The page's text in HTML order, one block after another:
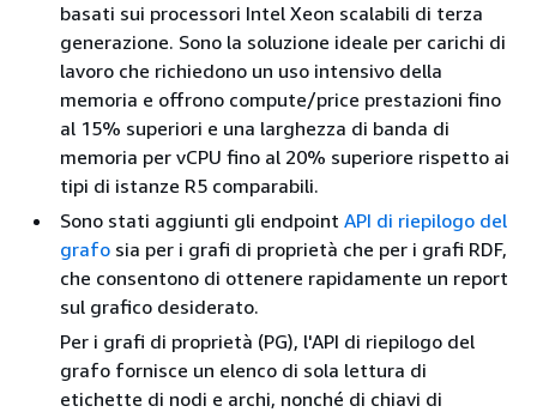
basati sui processori Intel Xeon scalabili di terza
generazione. Sono la soluzione ideale per carichi di
lavoro che richiedono un uso intensivo della
memoria e offrono compute/price prestazioni fino
al 15% superiori e una larghezza di banda di
memoria per vCPU fino al 20% superiore rispetto ai
tipi di istanze R5 comparabili.
Sono stati aggiunti gli endpoint API di riepilogo del
grafo sia per i grafi di proprietà che per i grafi RDF,
che consentono di ottenere rapidamente un report
sul grafico desiderato.
Per i grafi di proprietà (PG), l'API di riepilogo del
grafo fornisce un elenco di sola lettura di
etichette di nodi e archi, nonché di chiavi di